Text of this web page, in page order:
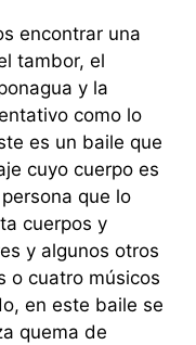
encontrar una
tambor, el
y la
como lo
es un baile que
cuyo cuerpo es
que lo
cuerpos y
y algunos otros
o cuatro músicos
en este baile se
quema de